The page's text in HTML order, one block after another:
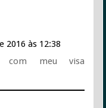
2016 às 12:38
com meu visa